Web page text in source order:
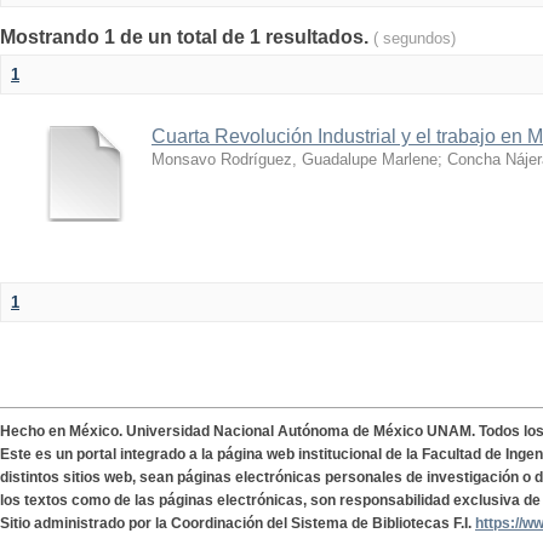
Mostrando 1 de un total de 1 resultados. ( segundos)
1
Cuarta Revolución Industrial y el trabajo en
Monsavo Rodríguez, Guadalupe Marlene; Concha
1
Hecho en México. Universidad Nacional Autónoma de México UNAM. Todos
Este es un portal integrado a la página web institucional de la Facultad de
distintos sitios web, sean páginas electrónicas personales de investigación o
los textos como de las páginas electrónicas, son responsabilidad exclusiva
Sitio administrado por la Coordinación del Sistema de Bibliotecas F.I. https://